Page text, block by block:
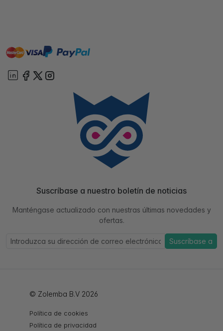
mastervisa paypal
Suscríbase a nuestro boletín de noticias
Manténgase actualizado con nuestras últimas novedades y
ofertas.
Suscríbase a
© Zolemba B.V 2026
Política de cookies
Política de privacidad